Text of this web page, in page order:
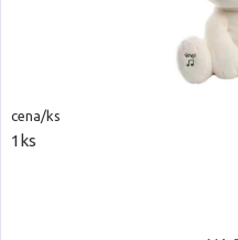
cena/ks
1ks